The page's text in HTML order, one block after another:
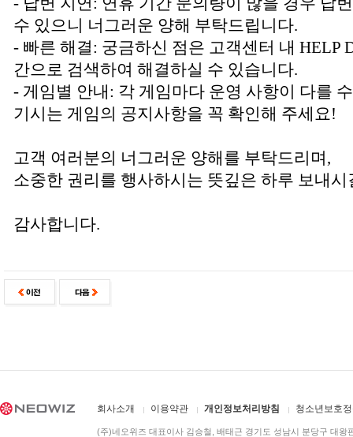
수 있으니 너그러운 양해 부탁드립니다.
- 빠른 해결: 궁금하신 점은 고객센터 내 HELP
간으로 검색하여 해결하실 수 있습니다.
- 게임별 안내: 각 게임마다 운영 사항이 다를
기시는 게임의 공지사항을 꼭 확인해 주세요!
고객 여러분의 너그러운 양해를 부탁드리며,
소중한 권리를 행사하시는 뜻깊은 하루 보내시
감사합니다.
회사소개 이용약관 개인정보처리방침 청소년보호
(주)네오위즈 대표이사 김승철, 배태근 경기도 성남시 분당구 대왕